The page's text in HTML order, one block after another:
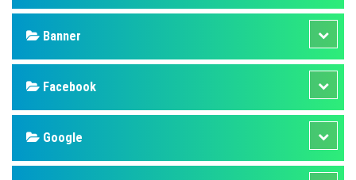
Banner
Facebook
Google